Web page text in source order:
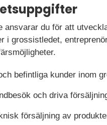
ansvarar du för att
i grossistledet,
befintliga kunder inom
och driva
försäljning av